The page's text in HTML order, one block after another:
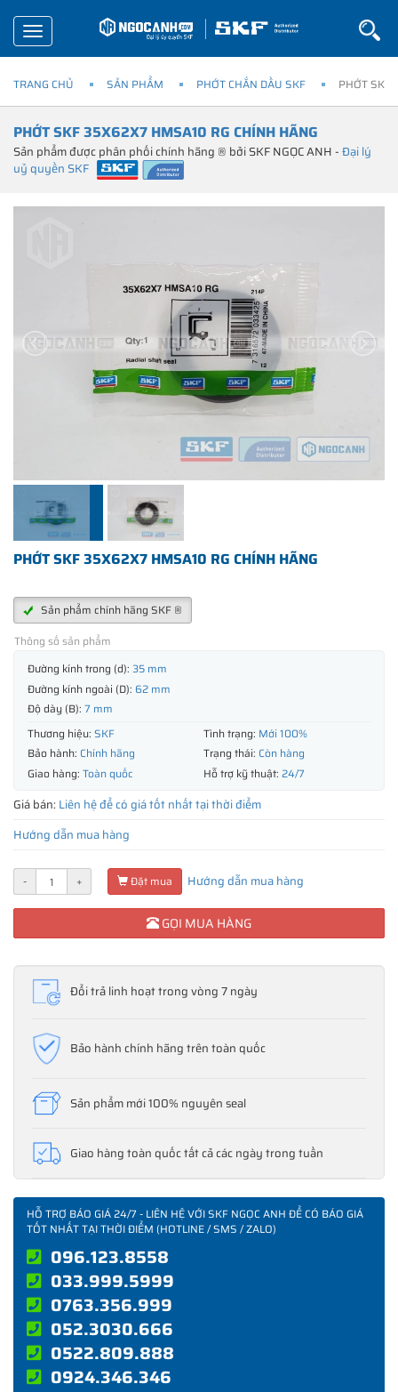
Toggle
navigation
TRANG CHỦ SẢN PHẨM PHỚT CHẮN DẦU SKF PHỚT SKF
PHỚT SKF 35X62X7 HMSA10 RG CHÍNH HÃNG
Sản phẩm được phân phối chính hãng ® bởi SKF NGỌC ANH -Đại lý
uỷ quyền SKF
PHỚT SKF 35X62X7 HMSA10 RG CHÍNH HÃNG
Sản phẩm chính hãng SKF ®
Thông số sản phẩm
Đường kính trong (d): 35 mm
Đường kính ngoài (D): 62 mm
Độ dày (B): 7 mm
Thương hiệu: SKF Tình trạng: Mới 100%
Bảo hành: Chính hãng Trạng thái: Còn hàng
Giao hàng: Toàn quốc Hỗ trợ kỹ thuật: 24/7
Giá bán: Liên hệ để có giá tốt nhất tại thời điểm
Hướng dẫn mua hàng
- + Đặt mua Hướng dẫn mua hàng
GỌI MUA HÀNG
Đổi trả linh hoạt trong vòng 7 ngày
Bảo hành chính hãng trên toàn quốc
Sản phẩm mới 100% nguyên seal
Giao hàng toàn quốc tất cả các ngày trong tuần
HỖ TRỢ BÁO GIÁ 24/7 - LIÊN HỆ VỚI SKF NGỌC ANH ĐỂ CÓ BÁO GIÁ
TỐT NHẤT TẠI THỜI ĐIỂM (HOTLINE / SMS / ZALO)
096.123.8558
033.999.5999
0763.356.999
052.3030.666
0522.809.888
0924.346.346